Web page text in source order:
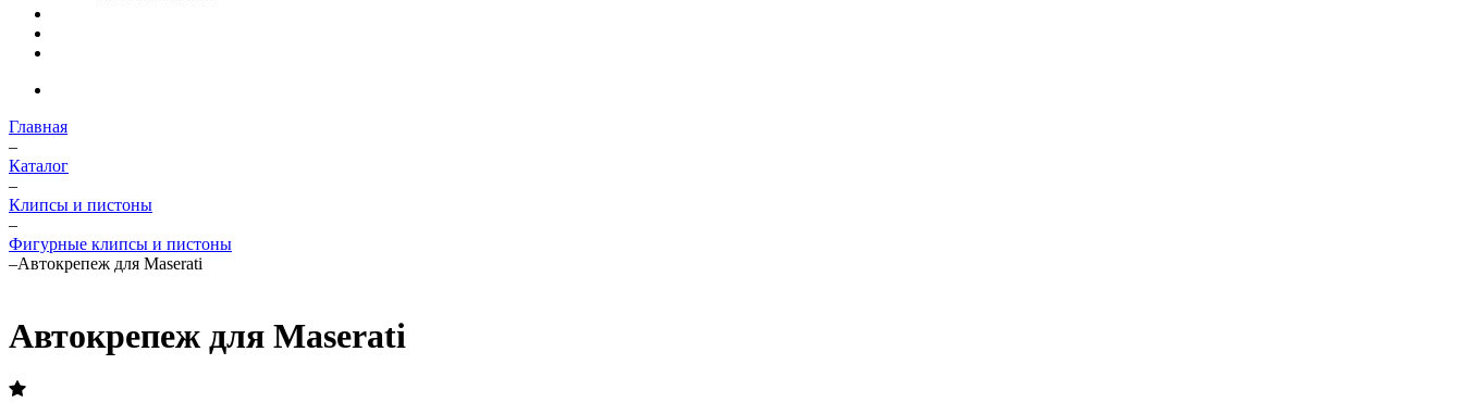
Главная
–
Каталог
–
Клипсы и пистоны
–
Фигурные клипсы и пистоны
–Автокрепеж для Maserati
Автокрепеж для Maserati